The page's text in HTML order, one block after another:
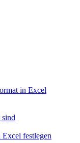
in Excel
festlegen